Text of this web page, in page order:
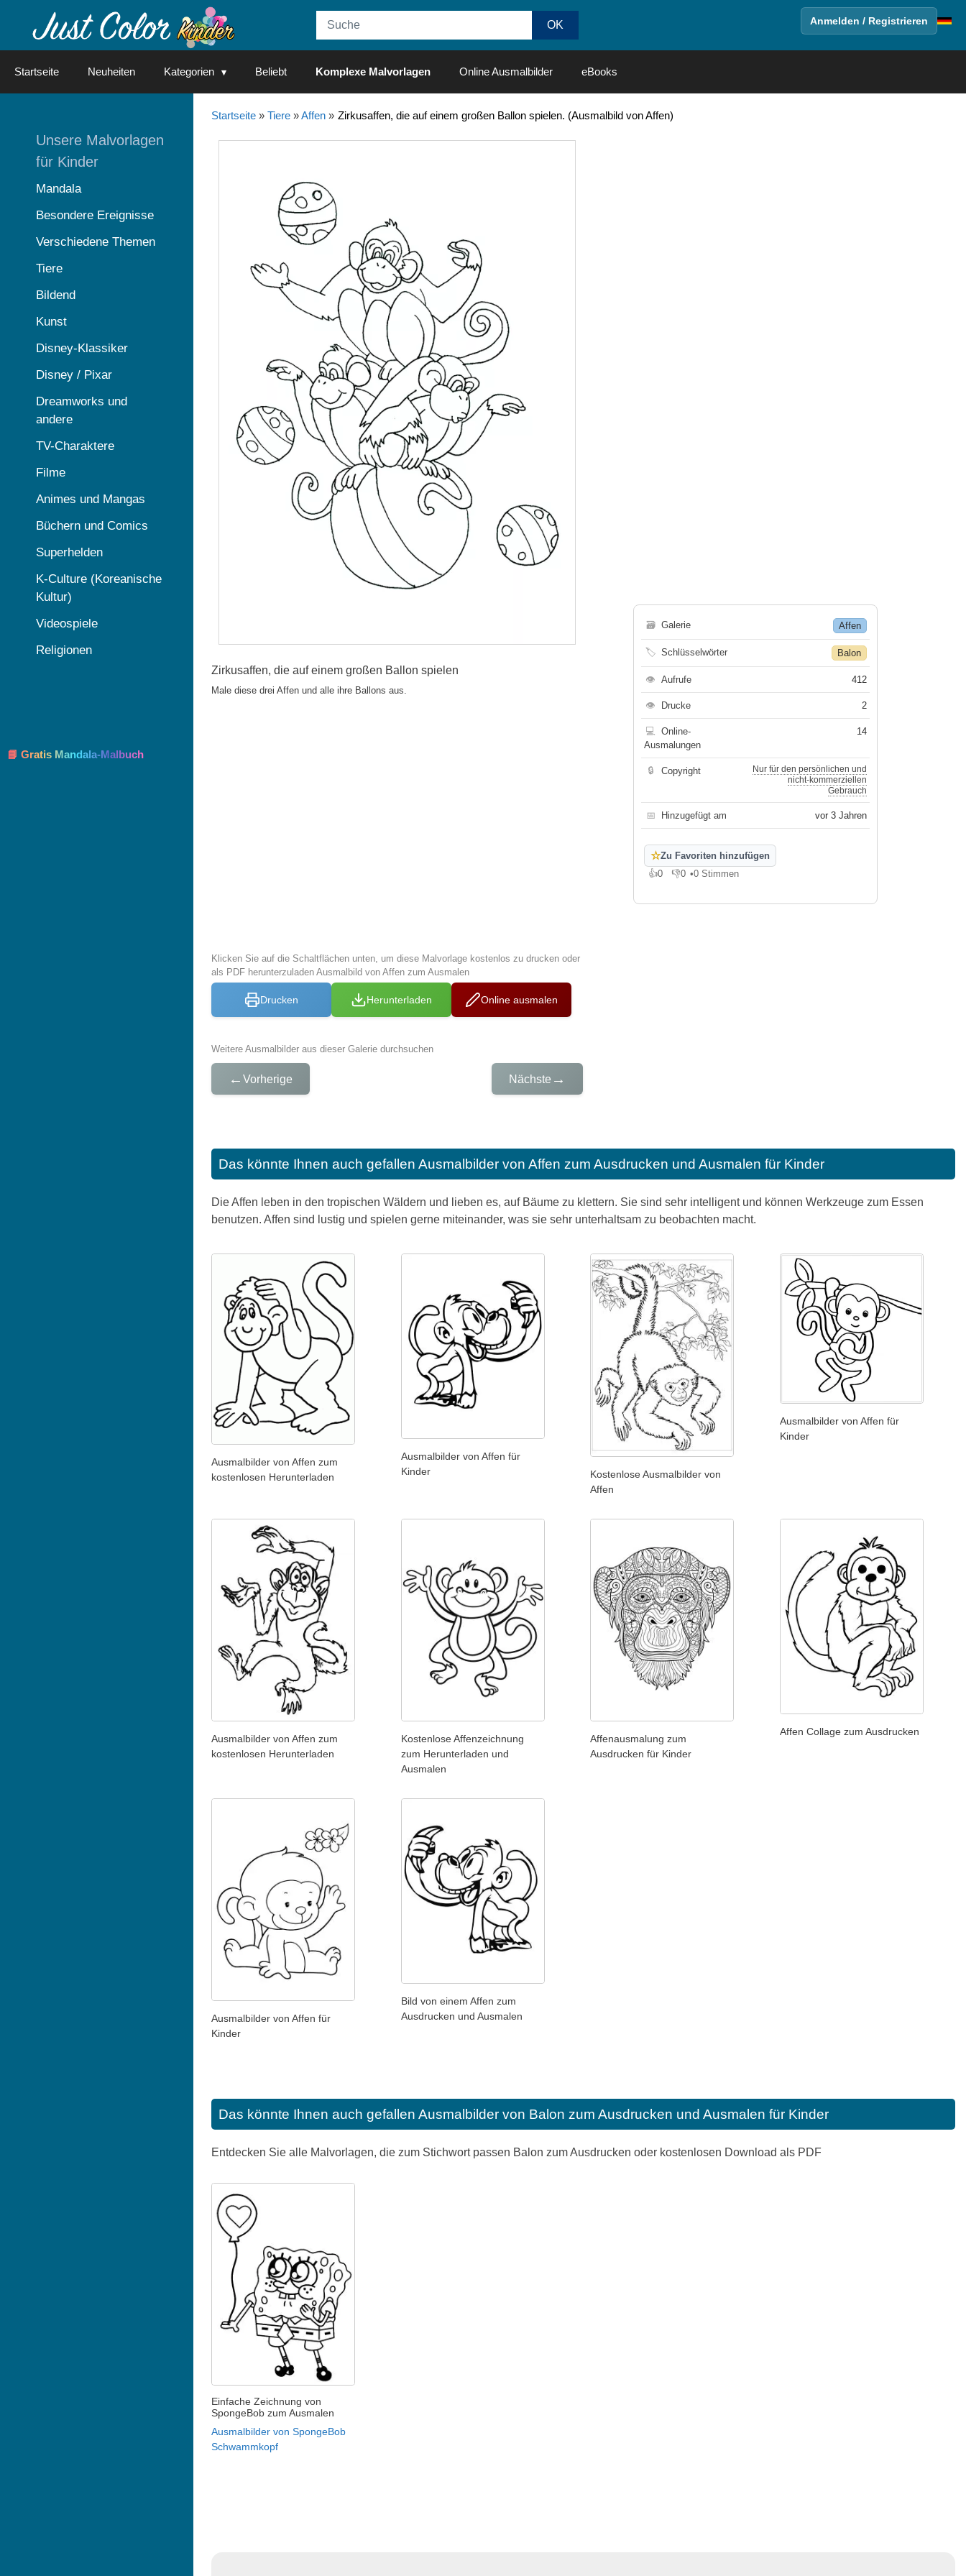
Anmelden / Registrieren
Startseite Neuheiten Kategorien Beliebt Komplexe Malvorlagen Online Ausmalbilder eBooks
Startseite» Tiere»Affen» Zirkusaffen, die auf einem großen Ballon spielen. (Ausmalbild von Affen)
Zirkusaffen, die auf einem großen Ballon spielen
Male diese drei Affen und alle ihre Ballons aus.
Klicken Sie auf die Schaltflächen unten, um diese Malvorlage kostenlos zu drucken oder
als PDF herunterzuladen Ausmalbild von Affen zum Ausmalen
Drucken Herunterladen Online ausmalen
Weitere Ausmalbilder aus dieser Galerie durchsuchen
← Vorherige Nächste →
🗃 Galerie Affen
🏷 Schlüsselwörter Balon
👁 Aufrufe 412
👁 Drucke 2
💻
Online-
Ausmalungen
14
🔒 Copyright
Nur für den persönlichen und
nicht-kommerziellen
Gebrauch
📅 Hinzugefügt am vor 3 Jahren
☆Zu Favoriten hinzufügen
👍0
Gefällt mir
👎0
Gefällt mir nicht
•0 Stimmen
Das könnte Ihnen auch gefallen Ausmalbilder von Affen zum Ausdrucken und Ausmalen für Kinder
Die Affen leben in den tropischen Wäldern und lieben es, auf Bäume zu klettern. Sie sind sehr intelligent und können Werkzeuge zum Essen
benutzen. Affen sind lustig und spielen gerne miteinander, was sie sehr unterhaltsam zu beobachten macht.
Ausmalbilder von Affen zum
kostenlosen Herunterladen
Ausmalbilder von Affen für
Kinder
Kostenlose Ausmalbilder von
Affen
Ausmalbilder von Affen für
Kinder
Ausmalbilder von Affen zum
kostenlosen Herunterladen
Kostenlose Affenzeichnung
zum Herunterladen und
Ausmalen
Affenausmalung zum
Ausdrucken für Kinder
Affen Collage zum Ausdrucken
Ausmalbilder von Affen für
Kinder
Bild von einem Affen zum
Ausdrucken und Ausmalen
Das könnte Ihnen auch gefallen Ausmalbilder von Balon zum Ausdrucken und Ausmalen für Kinder
Entdecken Sie alle Malvorlagen, die zum Stichwort passen Balon zum Ausdrucken oder kostenlosen Download als PDF
Einfache Zeichnung von
SpongeBob zum Ausmalen
Ausmalbilder von SpongeBob
Schwammkopf
Unsere Malvorlagen
für Kinder
Mandala
Besondere Ereignisse
Verschiedene Themen
Tiere
Bildend
Kunst
Disney-Klassiker
Disney / Pixar
Dreamworks und
andere
TV-Charaktere
Filme
Animes und Mangas
Büchern und Comics
Superhelden
K-Culture (Koreanische
Kultur)
Videospiele
Religionen
📘 Gratis Mandala-Malbuch